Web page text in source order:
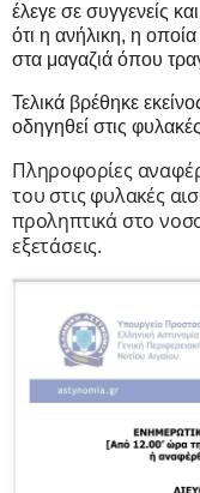
έλεγε σε συγγενείς
ότι η ανήλικη, η οποία
στα μαγαζιά όπου
Τελικά βρέθηκε
οδηγηθεί στις
Πληροφορίες
του στις φυλακές
προληπτικά στο
εξετάσεις.